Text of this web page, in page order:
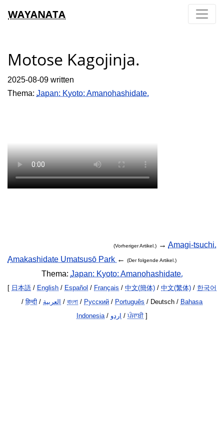
WAYANATA
Motose Kagojinja.
2025-08-09 written
Thema: Japan: Kyoto: Amanohashidate.
(Vorheriger Artikel.) → Amagi-tsuchi.
Amakashidate Umatsusō Park ← (Der folgende Artikel.)
Thema: Japan: Kyoto: Amanohashidate.
[ 日本語 / English / Español / Français / 中文(簡体) / 中文(繁体) / 한국어
/हिन्दी / العربية / বাংলা / Русский / Português / Deutsch / Bahasa
Indonesia/ اردو / ਪੰਜਾਬੀ]